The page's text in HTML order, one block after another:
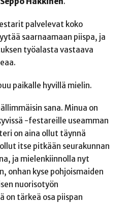
palvelevat koko
saarnaamaan piispa, ja
työalasta vastaava
paikalle hyvillä mielin.
sana. Minua on
-festareille useamman
on aina ollut täynnä
itse pitkään seurakunnan
ja mielenkiinnolla nyt
onhan kyse pohjoismaiden
nuorisotyön
on tärkeä osa piispan